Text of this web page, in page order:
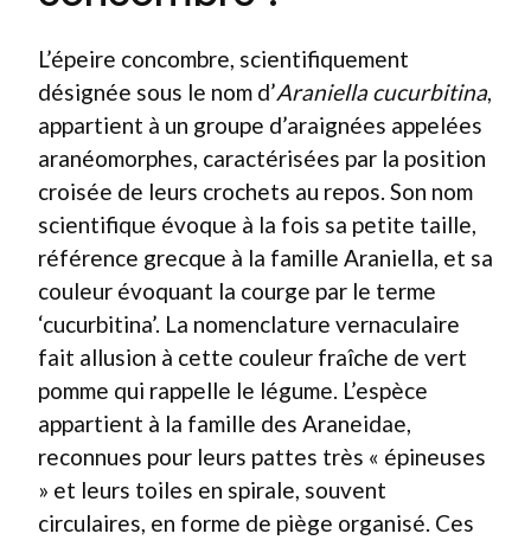
L’épeire concombre, scientifiquement
désignée sous le nom d’Araniella cucurbitina,
appartient à un groupe d’araignées appelées
aranéomorphes, caractérisées par la position
croisée de leurs crochets au repos. Son nom
scientifique évoque à la fois sa petite taille,
référence grecque à la famille Araniella, et sa
couleur évoquant la courge par le terme
‘cucurbitina’. La nomenclature vernaculaire
fait allusion à cette couleur fraîche de vert
pomme qui rappelle le légume. L’espèce
appartient à la famille des Araneidae,
reconnues pour leurs pattes très « épineuses
» et leurs toiles en spirale, souvent
circulaires, en forme de piège organisé. Ces